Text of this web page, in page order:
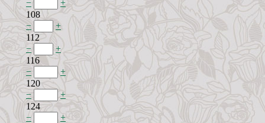
−
+
108
−
+
112
−
+
116
−
+
120
−
+
124
−
+